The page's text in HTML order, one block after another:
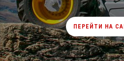
ПЕРЕЙТИ НА